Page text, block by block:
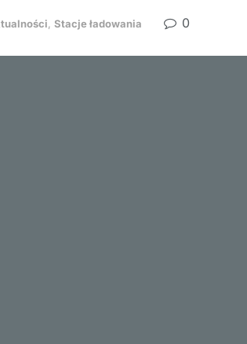
, Stacje ładowania 0